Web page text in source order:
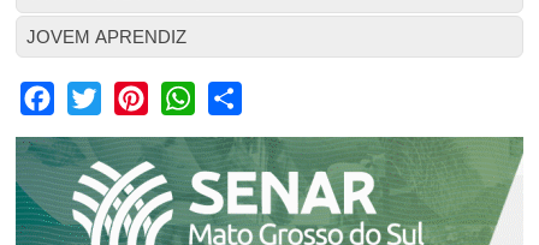
JOVEM APRENDIZ
Facebook
Twitter PinterestWhatsApp